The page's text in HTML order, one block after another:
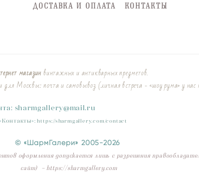
ДОСТАВКА И ОПЛАТА КОНТАКТЫ
магазинвинтажных и антикварных предметов.
для Москвы: почта и самовывоз (личная встреча - «шоу рума» у нас
sharmgallery@mail.ru
Контакты»:https://sharmgallery.com/contact
© «ШармГалери» 2005-2026
оформления допускается лишь с разрешения
сайт) - https://sharmgallery.com